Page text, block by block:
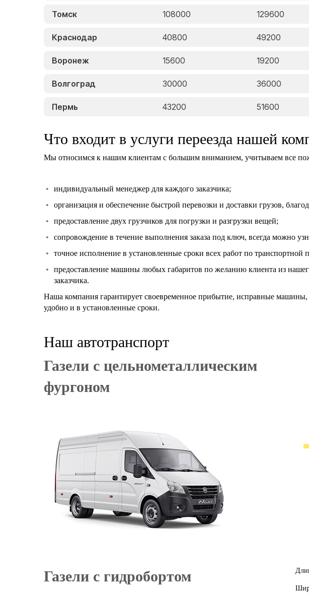
Томск 108000 129600
Краснодар 40800 49200
Воронеж 15600 19200
Волгоград 30000 36000
Пермь 43200 51600
Что входит в услуги переезда нашей
Мы относимся к нашим клиентам с большим вниманием, учитываем все
индивидуальный менеджер для каждого заказчика;
организация и обеспечение быстрой перевозки и доставки грузов,
предоставление двух грузчиков для погрузки и разгрузки вещей;
сопровождение в течение выполнения заказа под ключ, всегда можно
точное исполнение в установленные сроки всех работ по транспортной
предоставление машины любых габаритов по желанию клиента из
заказчика.
Наша компания гарантирует своевременное прибытие, исправные
удобно и в установленные сроки.
Наш автотранспорт
Газели с цельнометаллическим
фургоном
Газели с гидробортом